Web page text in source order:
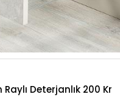
Deterjanlık 200 Kr